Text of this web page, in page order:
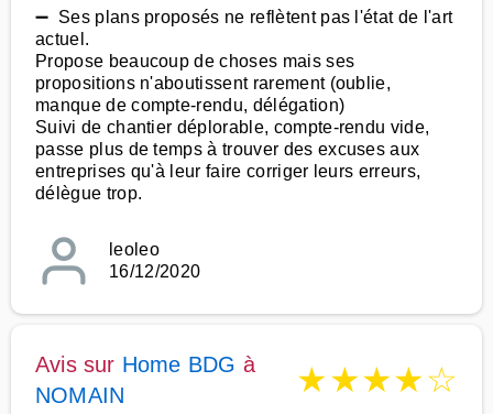
➖ Ses plans proposés ne reflètent pas l'état de l'art
actuel.
Propose beaucoup de choses mais ses
propositions n'aboutissent rarement (oublie,
manque de compte-rendu, délégation)
Suivi de chantier déplorable, compte-rendu vide,
passe plus de temps à trouver des excuses aux
entreprises qu'à leur faire corriger leurs erreurs,
délègue trop.
leoleo
16/12/2020
Avis sur Home BDG à
NOMAIN
★★★★☆